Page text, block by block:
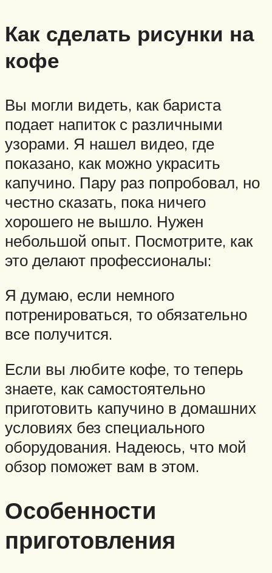
Как сделать рисунки на
кофе
Вы могли видеть, как бариста
подает напиток с различными
узорами. Я нашел видео, где
показано, как можно украсить
капучино. Пару раз попробовал, но
честно сказать, пока ничего
хорошего не вышло. Нужен
небольшой опыт. Посмотрите, как
это делают профессионалы:
Я думаю, если немного
потренироваться, то обязательно
все получится.
Если вы любите кофе, то теперь
знаете, как самостоятельно
приготовить капучино в домашних
условиях без специального
оборудования. Надеюсь, что мой
обзор поможет вам в этом.
Особенности
приготовления